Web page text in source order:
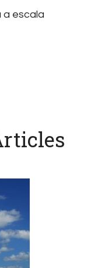
a escala